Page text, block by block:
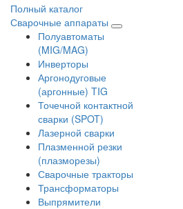
Полный каталог
Сварочные аппараты
Полуавтоматы
(MIG/MAG)
Инверторы
Аргонодуговые
(аргонные) TIG
Точечной контактной
сварки (SPOT)
Лазерной сварки
Плазменной резки
(плазморезы)
Сварочные тракторы
Трансформаторы
Выпрямители